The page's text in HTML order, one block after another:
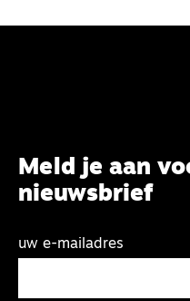
Meld je aan
nieuwsbrief
uw e-mailadres